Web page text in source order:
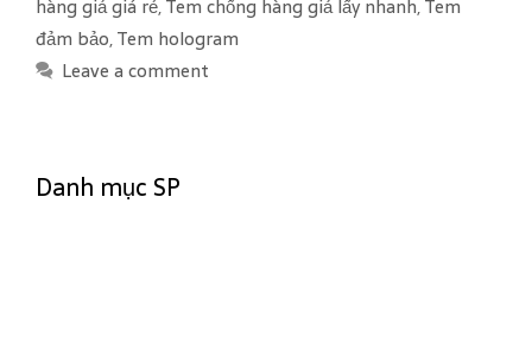
g
r
s
hàng giả giá rẻ,Tem chống hàng giả lấy nhanh,Tem
đảm bảo,Tem hologram
Leave a comment
Danh mục SP